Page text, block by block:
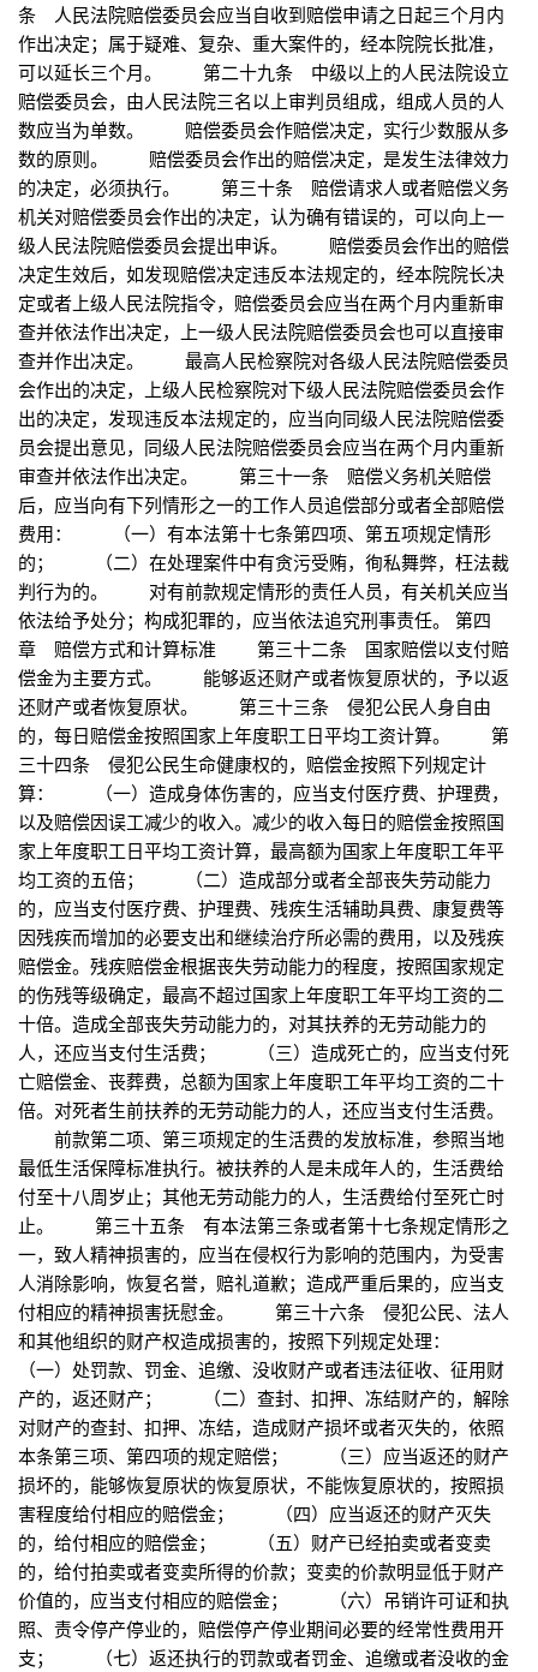
条 人民法院赔偿委员会应当自收到赔偿申请之日起三个月内
作出决定；属于疑难、复杂、重大案件的，经本院院长批准，
可以延长三个月。 第二十九条 中级以上的人民法院设立
赔偿委员会，由人民法院三名以上审判员组成，组成人员的人
数应当为单数。 赔偿委员会作赔偿决定，实行少数服从多
数的原则。 赔偿委员会作出的赔偿决定，是发生法律效力
的决定，必须执行。 第三十条 赔偿请求人或者赔偿义务
机关对赔偿委员会作出的决定，认为确有错误的，可以向上一
级人民法院赔偿委员会提出申诉。 赔偿委员会作出的赔偿
决定生效后，如发现赔偿决定违反本法规定的，经本院院长决
定或者上级人民法院指令，赔偿委员会应当在两个月内重新审
查并依法作出决定，上一级人民法院赔偿委员会也可以直接审
查并作出决定。 最高人民检察院对各级人民法院赔偿委员
会作出的决定，上级人民检察院对下级人民法院赔偿委员会作
出的决定，发现违反本法规定的，应当向同级人民法院赔偿委
员会提出意见，同级人民法院赔偿委员会应当在两个月内重新
审查并依法作出决定。 第三十一条 赔偿义务机关赔偿
后，应当向有下列情形之一的工作人员追偿部分或者全部赔偿
费用： （一）有本法第十七条第四项、第五项规定情形
的； （二）在处理案件中有贪污受贿，徇私舞弊，枉法裁
判行为的。 对有前款规定情形的责任人员，有关机关应当
依法给予处分；构成犯罪的，应当依法追究刑事责任。 第四
章 赔偿方式和计算标准 第三十二条 国家赔偿以支付赔
偿金为主要方式。 能够返还财产或者恢复原状的，予以返
还财产或者恢复原状。 第三十三条 侵犯公民人身自由
的，每日赔偿金按照国家上年度职工日平均工资计算。 第
三十四条 侵犯公民生命健康权的，赔偿金按照下列规定计
算： （一）造成身体伤害的，应当支付医疗费、护理费，
以及赔偿因误工减少的收入。减少的收入每日的赔偿金按照国
家上年度职工日平均工资计算，最高额为国家上年度职工年平
均工资的五倍； （二）造成部分或者全部丧失劳动能力
的，应当支付医疗费、护理费、残疾生活辅助具费、康复费等
因残疾而增加的必要支出和继续治疗所必需的费用，以及残疾
赔偿金。残疾赔偿金根据丧失劳动能力的程度，按照国家规定
的伤残等级确定，最高不超过国家上年度职工年平均工资的二
十倍。造成全部丧失劳动能力的，对其扶养的无劳动能力的
人，还应当支付生活费； （三）造成死亡的，应当支付死
亡赔偿金、丧葬费，总额为国家上年度职工年平均工资的二十
倍。对死者生前扶养的无劳动能力的人，还应当支付生活费。
前款第二项、第三项规定的生活费的发放标准，参照当地
最低生活保障标准执行。被扶养的人是未成年人的，生活费给
付至十八周岁止；其他无劳动能力的人，生活费给付至死亡时
止。 第三十五条 有本法第三条或者第十七条规定情形之
一，致人精神损害的，应当在侵权行为影响的范围内，为受害
人消除影响，恢复名誉，赔礼道歉；造成严重后果的，应当支
付相应的精神损害抚慰金。 第三十六条 侵犯公民、法人
和其他组织的财产权造成损害的，按照下列规定处理：
（一）处罚款、罚金、追缴、没收财产或者违法征收、征用财
产的，返还财产； （二）查封、扣押、冻结财产的，解除
对财产的查封、扣押、冻结，造成财产损坏或者灭失的，依照
本条第三项、第四项的规定赔偿； （三）应当返还的财产
损坏的，能够恢复原状的恢复原状，不能恢复原状的，按照损
害程度给付相应的赔偿金； （四）应当返还的财产灭失
的，给付相应的赔偿金； （五）财产已经拍卖或者变卖
的，给付拍卖或者变卖所得的价款；变卖的价款明显低于财产
价值的，应当支付相应的赔偿金； （六）吊销许可证和执
照、责令停产停业的，赔偿停产停业期间必要的经常性费用开
支； （七）返还执行的罚款或者罚金、追缴或者没收的金